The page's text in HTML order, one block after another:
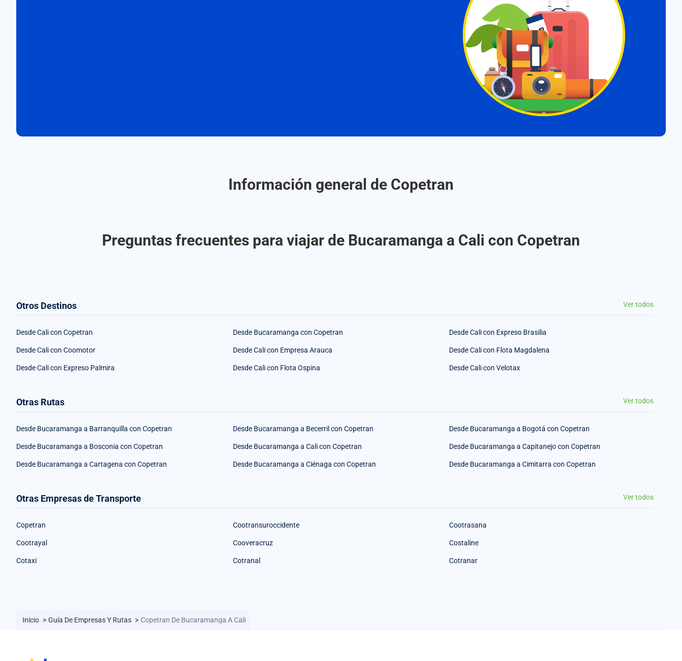
Información general de Copetran
Preguntas frecuentes para viajar de Bucaramanga a Cali con Copetran
Otros Destinos Ver todos
Desde Cali con Copetran Desde Bucaramanga con Copetran Desde Cali con Expreso Brasilia
Desde Cali con Coomotor Desde Cali con Empresa Arauca Desde Cali con Flota Magdalena
Desde Cali con Expreso Palmira Desde Cali con Flota Ospina Desde Cali con Velotax
Otras Rutas Ver todos
Desde Bucaramanga a Barranquilla con Copetran Desde Bucaramanga a Becerril con Copetran Desde Bucaramanga a Bogotá con Copetran
Desde Bucaramanga a Bosconia con Copetran Desde Bucaramanga a Cali con Copetran Desde Bucaramanga a Capitanejo con Copetran
Desde Bucaramanga a Cartagena con Copetran Desde Bucaramanga a Ciénaga con Copetran Desde Bucaramanga a Cimitarra con Copetran
Otras Empresas de Transporte Ver todos
Copetran Cootransuroccidente Cootrasana
Cootrayal Cooveracruz Costaline
Cotaxi Cotranal Cotranar
Inicio > Guía De Empresas Y Rutas > Copetran De Bucaramanga A Cali